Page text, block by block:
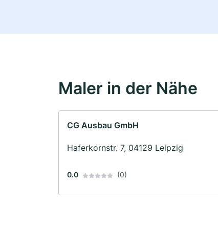
Maler in der Nähe
CG Ausbau GmbH
Haferkornstr. 7, 04129 Leipzig
0.0 (0)